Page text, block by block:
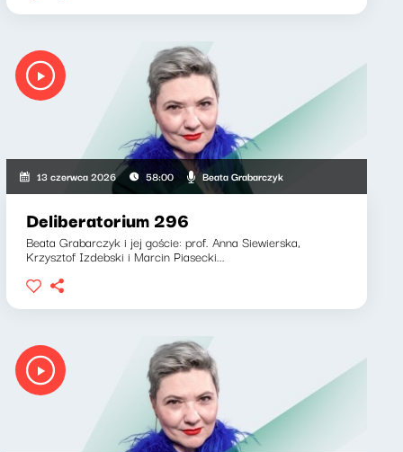
13 czerwca 2026 58:00 Beata Grabarczyk
Deliberatorium 296
Beata Grabarczyk i jej goście: prof. Anna Siewierska,
Krzysztof Izdebski i Marcin Piasecki...